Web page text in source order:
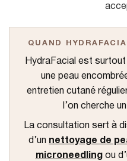
QUAND
HydraFacial est
une peau
entretien cutané
l’on cherche
La consultation sert à
d’un nettoyage de
microneedling ou